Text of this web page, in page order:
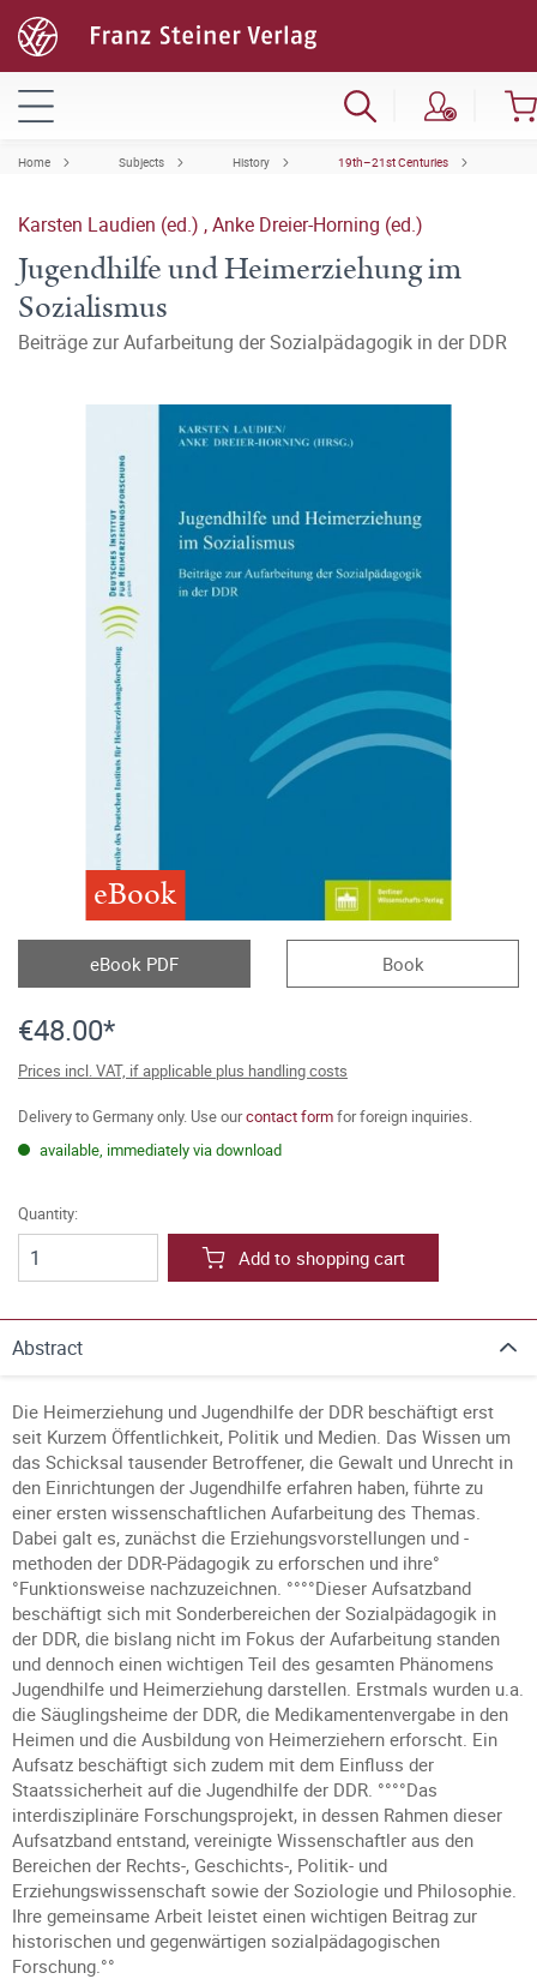
Home Subjects History 19th–21st Centuries
Karsten Laudien (ed.) ,Anke Dreier-Horning (ed.)
Jugendhilfe und Heimerziehung im
Sozialismus
Beiträge zur Aufarbeitung der Sozialpädagogik in der DDR
eBook
eBook PDF Book
€48.00*
Prices incl. VAT, if applicable plus handling costs
Delivery to Germany only. Use ourcontact formfor foreign inquiries.
available, immediately via download
Quantity:
Add to shopping cart
Abstract
Die Heimerziehung und Jugendhilfe der DDR beschäftigt erst
seit Kurzem Öffentlichkeit, Politik und Medien. Das Wissen um
das Schicksal tausender Betroffener, die Gewalt und Unrecht in
den Einrichtungen der Jugendhilfe erfahren haben, führte zu
einer ersten wissenschaftlichen Aufarbeitung des Themas.
Dabei galt es, zunächst die Erziehungsvorstellungen und -
methoden der DDR-Pädagogik zu erforschen und ihre°
°Funktionsweise nachzuzeichnen. °°°°Dieser Aufsatzband
beschäftigt sich mit Sonderbereichen der Sozialpädagogik in
der DDR, die bislang nicht im Fokus der Aufarbeitung standen
und dennoch einen wichtigen Teil des gesamten Phänomens
Jugendhilfe und Heimerziehung darstellen. Erstmals wurden u.a.
die Säuglingsheime der DDR, die Medikamentenvergabe in den
Heimen und die Ausbildung von Heimerziehern erforscht. Ein
Aufsatz beschäftigt sich zudem mit dem Einfluss der
Staatssicherheit auf die Jugendhilfe der DDR. °°°°Das
interdisziplinäre Forschungsprojekt, in dessen Rahmen dieser
Aufsatzband entstand, vereinigte Wissenschaftler aus den
Bereichen der Rechts-, Geschichts-, Politik- und
Erziehungswissenschaft sowie der Soziologie und Philosophie.
Ihre gemeinsame Arbeit leistet einen wichtigen Beitrag zur
historischen und gegenwärtigen sozialpädagogischen
Forschung.°°